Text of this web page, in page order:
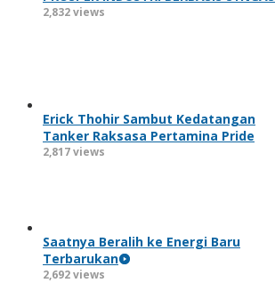
2,832 views
Erick Thohir Sambut Kedatangan
Tanker Raksasa Pertamina Pride
2,817 views
Saatnya Beralih ke Energi Baru
Terbarukan
2,692 views